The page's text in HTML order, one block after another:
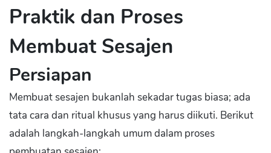
Praktik dan Proses
Membuat Sesajen
Persiapan
Membuat sesajen bukanlah sekadar tugas biasa; ada
tata cara dan ritual khusus yang harus diikuti. Berikut
adalah langkah-langkah umum dalam proses